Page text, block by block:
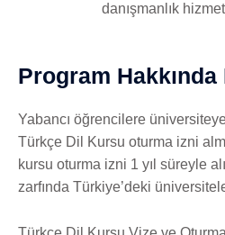
danışmanlık
Program
Yabancı öğrencilere
Türkçe Dil Kursu oturma izni
kursu oturma izni 1 yıl süreyle
zarfında Türkiye’deki